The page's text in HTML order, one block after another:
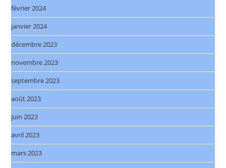
février 2024
janvier 2024
décembre 2023
novembre 2023
septembre 2023
août 2023
juin 2023
avril 2023
mars 2023